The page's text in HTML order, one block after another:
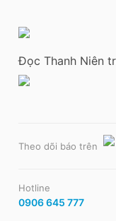
Đọc Thanh Niên
Theo dõi báo trên
Hotline
0906 645 777